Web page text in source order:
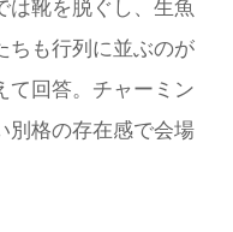
は靴を脱ぐし、生魚
ちも行列に並ぶのが
て回答。チャーミン
別格の存在感で会場